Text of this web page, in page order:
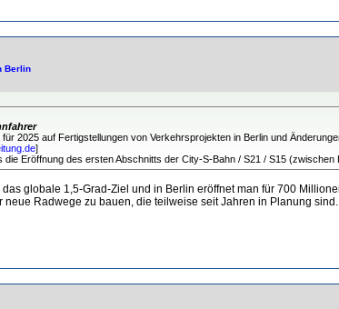
Berlin
2025 auf Fertigstellungen von Verkehrsprojekten in Berlin und
]
die Eröffnung des ersten Abschnitts der City-S-Bahn / S21 / S15
globale 1,5-Grad-Ziel und in Berlin eröffnet man für 700
neue Radwege zu bauen, die teilweise seit Jahren in Planung sind.